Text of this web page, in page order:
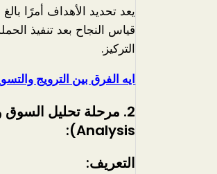
يعد تحديد الأهداف أمرًا
قياس النجاح بعد تنفيذ
التركيز.
ايه الفرق بين الترويج
2.
Analysis):
التعريف: